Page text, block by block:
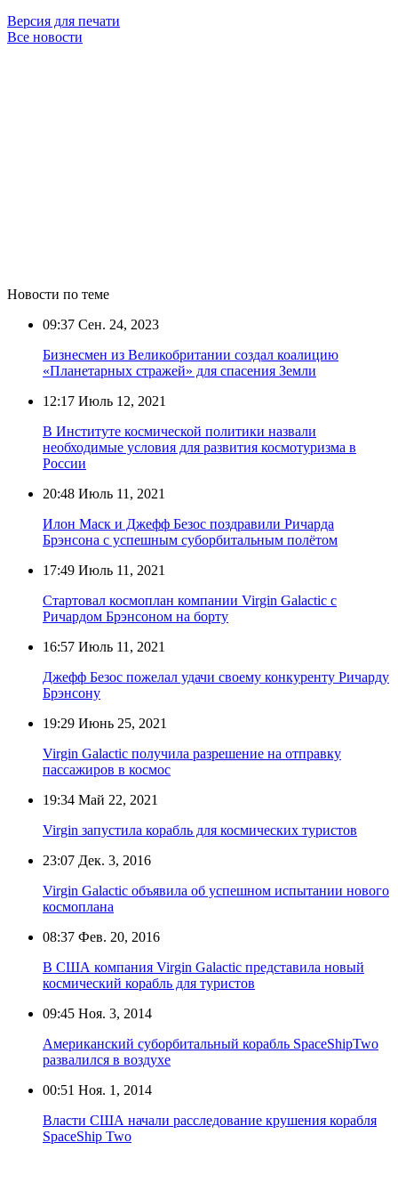
Версия для печати
Все новости
Новости по теме
09:37 Сен. 24, 2023
Бизнесмен из Великобритании создал коалицию
«Планетарных стражей» для спасения Земли
12:17 Июль 12, 2021
В Институте космической политики назвали
необходимые условия для развития космотуризма в
России
20:48 Июль 11, 2021
Илон Маск и Джефф Безос поздравили Ричарда
Брэнсона с успешным суборбитальным полётом
17:49 Июль 11, 2021
Стартовал космоплан компании Virgin Galactic с
Ричардом Брэнсоном на борту
16:57 Июль 11, 2021
Джефф Безос пожелал удачи своему конкуренту Ричарду
Брэнсону
19:29 Июнь 25, 2021
Virgin Galactic получила разрешение на отправку
пассажиров в космос
19:34 Май 22, 2021
Virgin запустила корабль для космических туристов
23:07 Дек. 3, 2016
Virgin Galactic объявила об успешном испытании нового
космоплана
08:37 Фев. 20, 2016
В США компания Virgin Galactic представила новый
космический корабль для туристов
09:45 Ноя. 3, 2014
Американский суборбитальный корабль SpaceShipTwo
развалился в воздухе
00:51 Ноя. 1, 2014
Власти США начали расследование крушения корабля
SpaceShip Two